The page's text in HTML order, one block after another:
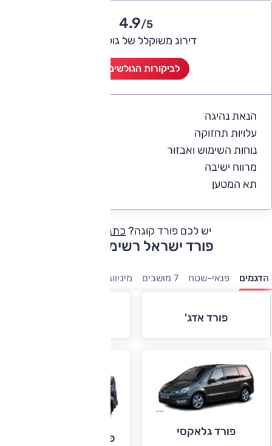
4.9/5
דירוג משוקלל של גולשי אוטו
לביקורות הגולשים (5)
הנאת נהיגה
עלויות תחזוקה
נוחות השימוש ואבזור
מרווח ישיבה
תא המטען
יש לכם פורד קוגה? כתבו חוות דעת
פורד ישראל רשימת דגמים
הדגמים פנאי-שטח 7 מושבים מיניוונים
פורד אדג'
פורד גלאקסי
פורד טרנזיט קאסטום